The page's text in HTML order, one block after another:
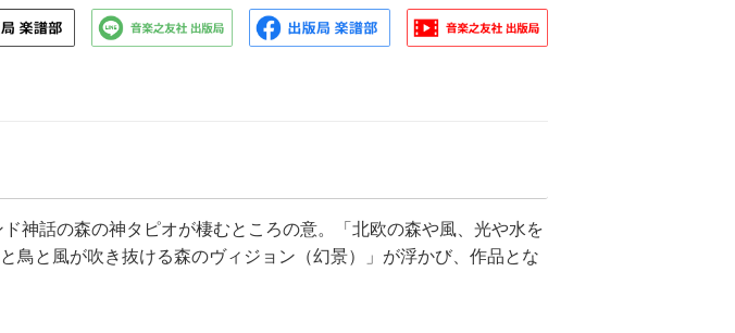
神話の森の神タピオが棲むところの意。「北欧の森や風、光や水を
と風が吹き抜ける森のヴィジョン（幻景）」が浮かび、作品とな